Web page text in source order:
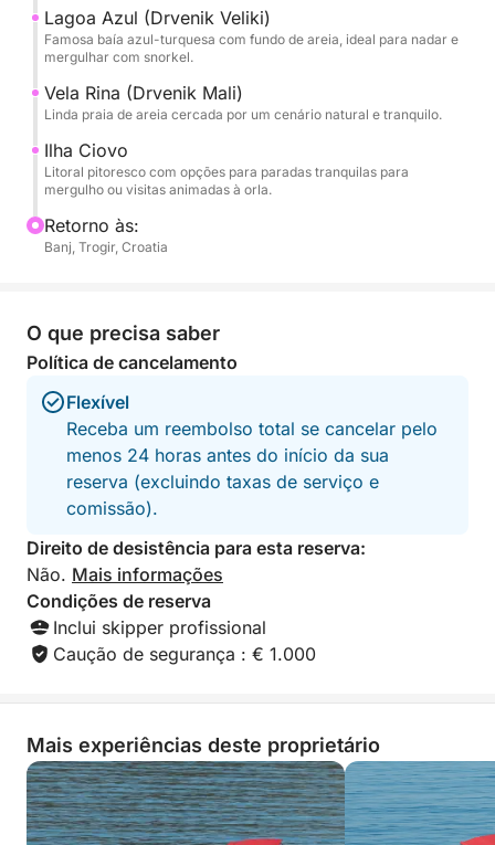
relaxar, tomar sol ou dar um longo mergulho.
À tarde, a viagem continua para a Ilha de Čiovo,
onde o litoral oferece uma mistura de baías
tranquilas e charmosas vilas à beira-mar.
Dependendo das suas preferências, o capitão pode
levá-lo a áreas à beira-mar mais animadas,
enseadas isoladas para um último mergulho ou um
restaurante à beira-mar para um almoço tardio.
alguns dos locais costeiros mais bonitos do
Adriático, tudo a um ritmo tranquilo e com o
Lagoa Azul (Drvenik Veliki)
Famosa baía azul-turquesa com fundo de areia, ideal para nadar e
mergulhar com snorkel.
Vela Rina (Drvenik Mali)
Linda praia de areia cercada por um cenário natural e tranquilo.
Ilha Ciovo
Litoral pitoresco com opções para paradas tranquilas para
mergulho ou visitas animadas à orla.
Retorno às:
Banj, Trogir, Croatia
O que precisa saber
Política de cancelamento
Flexível
Receba um reembolso total se cancelar pelo
menos 24 horas antes do início da sua
reserva (excluindo taxas de serviço e
comissão).
Direito de desistência para esta reserva:
Não. Mais informações
Condições de reserva
Inclui skipper profissional
Caução de segurança : € 1.000
Mais experiências deste proprietário